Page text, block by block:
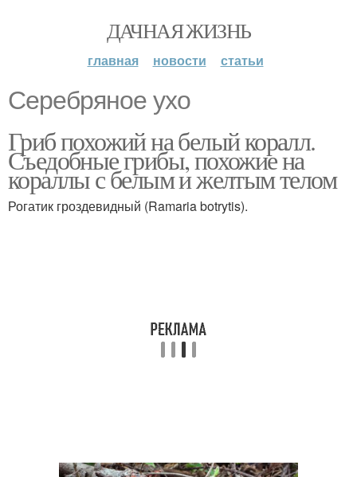
ДАЧНАЯ ЖИЗНЬ
главная новости статьи
Серебряное ухо
Гриб похожий на белый коралл.
Съедобные грибы, похожие на
кораллы с белым и желтым телом
Рогатик гроздевидный (Ramaria botrytis).